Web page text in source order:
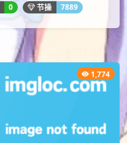
0 节操 7889
1,774